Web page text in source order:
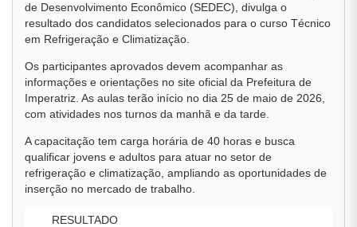
de Desenvolvimento Econômico (SEDEC), divulga o
resultado dos candidatos selecionados para o curso Técnico
em Refrigeração e Climatização.
Os participantes aprovados devem acompanhar as
informações e orientações no site oficial da Prefeitura de
Imperatriz. As aulas terão início no dia 25 de maio de 2026,
com atividades nos turnos da manhã e da tarde.
A capacitação tem carga horária de 40 horas e busca
qualificar jovens e adultos para atuar no setor de
refrigeração e climatização, ampliando as oportunidades de
inserção no mercado de trabalho.
RESULTADO